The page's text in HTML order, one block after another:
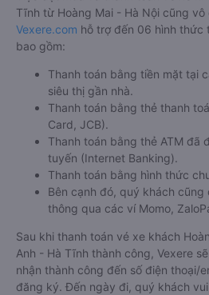
Tĩnh từ Hoàng Mai - Hà Nội cũng
Vexere.com hỗ trợ đến 06 hình thức
bao gồm:
Thanh toán bằng tiền mặt tại
siêu thị gần nhà.
Thanh toán bằng thẻ thanh
Card, JCB).
Thanh toán bằng thẻ ATM đã
tuyến (Internet Banking).
Thanh toán bằng hình thức
Bên cạnh đó, quý khách cũng
thông qua các ví Momo,
Sau khi thanh toán vé xe khách
Anh - Hà Tĩnh thành công, Vexere
nhận thành công đến số điện thoại/
đăng ký. Đến ngày đi, quý khách